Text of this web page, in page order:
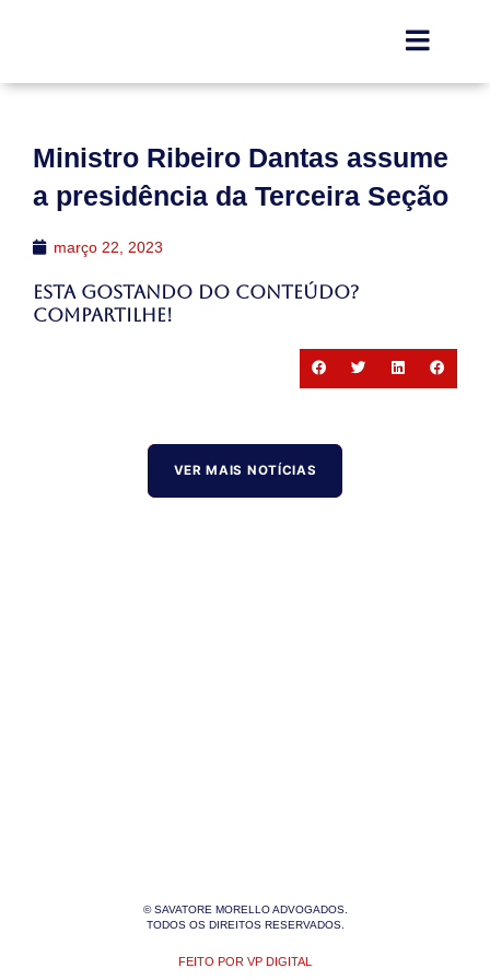
Ministro Ribeiro Dantas assume
a presidência da Terceira Seção
março 22, 2023
Esta gostando do conteúdo?
Compartilhe!
VER MAIS NOTÍCIAS
© SAVATORE MORELLO ADVOGADOS.
TODOS OS DIREITOS RESERVADOS.
FEITO POR VP DIGITAL